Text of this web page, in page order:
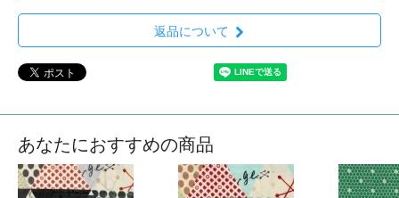
返品について
あなたにおすすめの商品